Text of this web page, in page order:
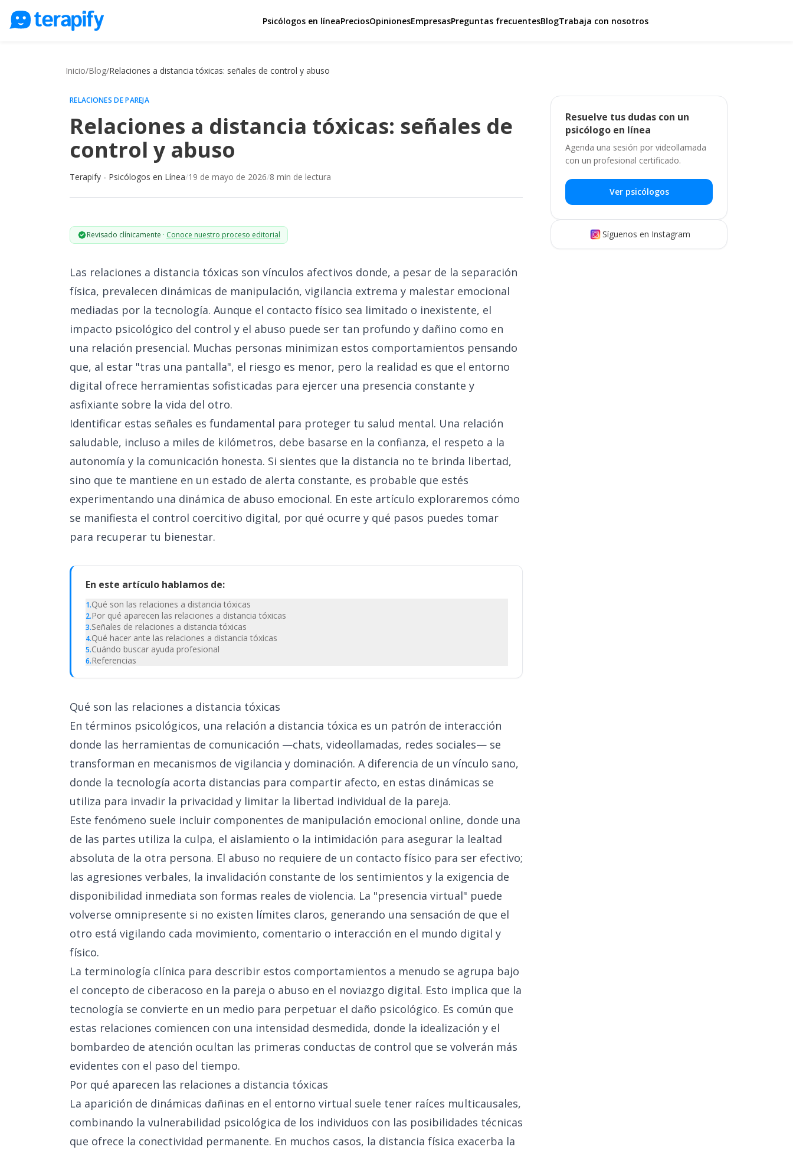
Psicólogos en líneaPreciosOpinionesEmpresasPreguntas frecuentesBlogTrabaja con nosotros
Preguntas frecuentes
Trabaja con nosotros
Inicio/Blog/Relaciones a distancia tóxicas: señales de control y abuso
RELACIONES DE PAREJA
Relaciones a distancia tóxicas: señales de
control y abuso
Terapify - Psicólogos en Línea/19 de mayo de 2026/8 min de lectura
Revisado clínicamente · Conoce nuestro proceso editorial
Las relaciones a distancia tóxicas son vínculos afectivos donde, a pesar de la separación
física, prevalecen dinámicas de manipulación, vigilancia extrema y malestar emocional
mediadas por la tecnología. Aunque el contacto físico sea limitado o inexistente, el
impacto psicológico del control y el abuso puede ser tan profundo y dañino como en
una relación presencial. Muchas personas minimizan estos comportamientos pensando
que, al estar "tras una pantalla", el riesgo es menor, pero la realidad es que el entorno
digital ofrece herramientas sofisticadas para ejercer una presencia constante y
asfixiante sobre la vida del otro.
Identificar estas señales es fundamental para proteger tu salud mental. Una relación
saludable, incluso a miles de kilómetros, debe basarse en la confianza, el respeto a la
autonomía y la comunicación honesta. Si sientes que la distancia no te brinda libertad,
sino que te mantiene en un estado de alerta constante, es probable que estés
experimentando una dinámica de abuso emocional. En este artículo exploraremos cómo
se manifiesta el control coercitivo digital, por qué ocurre y qué pasos puedes tomar
para recuperar tu bienestar.
En este artículo hablamos de:
1.Qué son las relaciones a distancia tóxicas
2.Por qué aparecen las relaciones a distancia tóxicas
3.Señales de relaciones a distancia tóxicas
4.Qué hacer ante las relaciones a distancia tóxicas
5.Cuándo buscar ayuda profesional
6.Referencias
Qué son las relaciones a distancia tóxicas
En términos psicológicos, una relación a distancia tóxica es un patrón de interacción
donde las herramientas de comunicación —chats, videollamadas, redes sociales— se
transforman en mecanismos de vigilancia y dominación. A diferencia de un vínculo sano,
donde la tecnología acorta distancias para compartir afecto, en estas dinámicas se
utiliza para invadir la privacidad y limitar la libertad individual de la pareja.
Este fenómeno suele incluir componentes de manipulación emocional online, donde una
de las partes utiliza la culpa, el aislamiento o la intimidación para asegurar la lealtad
absoluta de la otra persona. El abuso no requiere de un contacto físico para ser efectivo;
las agresiones verbales, la invalidación constante de los sentimientos y la exigencia de
disponibilidad inmediata son formas reales de violencia. La "presencia virtual" puede
volverse omnipresente si no existen límites claros, generando una sensación de que el
otro está vigilando cada movimiento, comentario o interacción en el mundo digital y
físico.
La terminología clínica para describir estos comportamientos a menudo se agrupa bajo
el concepto de ciberacoso en la pareja o abuso en el noviazgo digital. Esto implica que la
tecnología se convierte en un medio para perpetuar el daño psicológico. Es común que
estas relaciones comiencen con una intensidad desmedida, donde la idealización y el
bombardeo de atención ocultan las primeras conductas de control que se volverán más
evidentes con el paso del tiempo.
Por qué aparecen las relaciones a distancia tóxicas
La aparición de dinámicas dañinas en el entorno virtual suele tener raíces multicausales,
combinando la vulnerabilidad psicológica de los individuos con las posibilidades técnicas
que ofrece la conectividad permanente. En muchos casos, la distancia física exacerba la
Resuelve tus dudas con un
psicólogo en línea
Agenda una sesión por videollamada
con un profesional certificado.
Ver psicólogos
Síguenos en Instagram